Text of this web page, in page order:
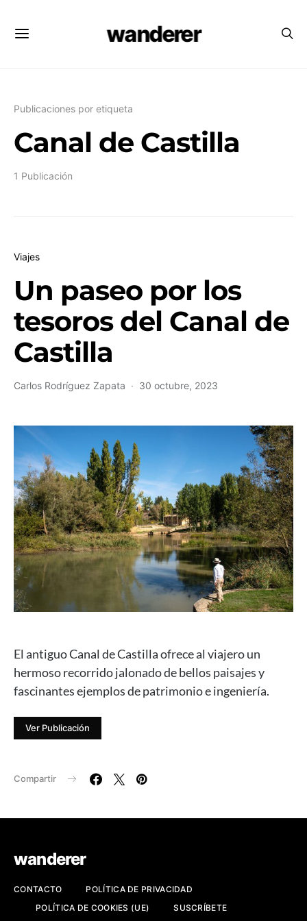
wanderer
Publicaciones por etiqueta
Canal de Castilla
1 Publicación
Viajes
Un paseo por los
tesoros del Canal de
Castilla
Carlos Rodríguez Zapata 30 octubre, 2023
El antiguo Canal de Castilla ofrece al viajero un
hermoso recorrido jalonado de bellos paisajes y
fascinantes ejemplos de patrimonio e ingeniería.
Ver Publicación
Compartir
wanderer
CONTACTO
POLÍTICA DE PRIVACIDAD
POLÍTICA DE COOKIES (UE)
SUSCRÍBETE